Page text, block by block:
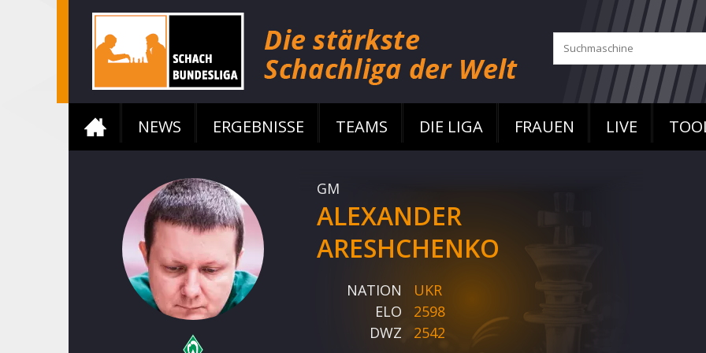
NEWS ERGEBNISSE TEAMS DIE LIGA FRAUEN LIVE
GM
ALEXANDER
ARESHCHENKO
NATION
UKR
ELO
2598
DWZ
2542